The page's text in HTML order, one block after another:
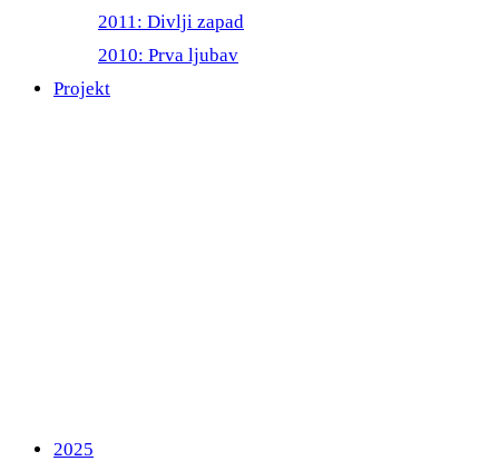
2011: Divlji zapad
2010: Prva ljubav
Projekt
2025